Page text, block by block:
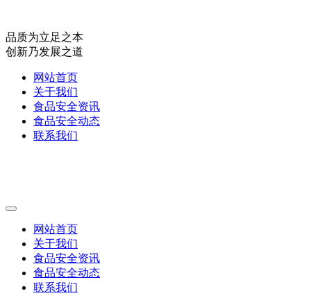
品质为立足之本
创新乃发展之道
网站首页
关于我们
食品安全资讯
食品安全动态
联系我们
网站首页
关于我们
食品安全资讯
食品安全动态
联系我们